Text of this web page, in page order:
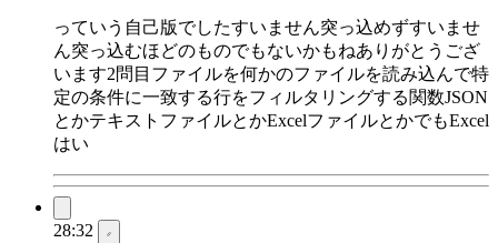
っていう自己版でしたすいません突っ込めずすいませ
ん突っ込むほどのものでもないかもねありがとうござ
います2問目ファイルを何かのファイルを読み込んで特
定の条件に一致する行をフィルタリングする関数JSON
とかテキストファイルとかExcelファイルとかでもExcel
はい
28:32